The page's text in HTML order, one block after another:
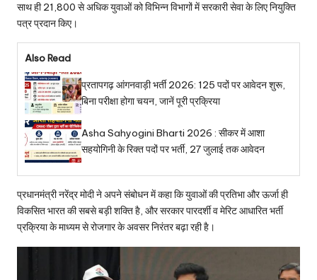
साथ ही 21,800 से अधिक युवाओं को विभिन्न विभागों में सरकारी सेवा के लिए नियुक्ति
पत्र प्रदान किए।
Also Read
प्रतापगढ़ आंगनवाड़ी भर्ती 2026: 125 पदों पर आवेदन शुरू,
बिना परीक्षा होगा चयन, जानें पूरी प्रक्रिया
Asha Sahyogini Bharti 2026 : सीकर में आशा
सहयोगिनी के रिक्त पदों पर भर्ती, 27 जुलाई तक आवेदन
प्रधानमंत्री नरेंद्र मोदी ने अपने संबोधन में कहा कि युवाओं की प्रतिभा और ऊर्जा ही
विकसित भारत की सबसे बड़ी शक्ति है, और सरकार पारदर्शी व मेरिट आधारित भर्ती
प्रक्रिया के माध्यम से रोजगार के अवसर निरंतर बढ़ा रही है।